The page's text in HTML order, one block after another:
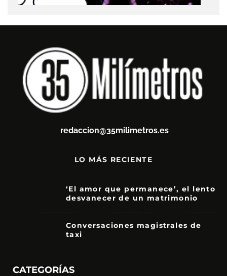
redaccion@35milimetros.es
LO MÁS RECIENTE
‘El amor que permanece’, el lento
desvanecer de un matrimonio
Conversaciones magistrales de
taxi
CATEGORÍAS